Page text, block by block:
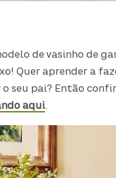
de vasinho de
Quer aprender a
seu pai? Então
aqui.